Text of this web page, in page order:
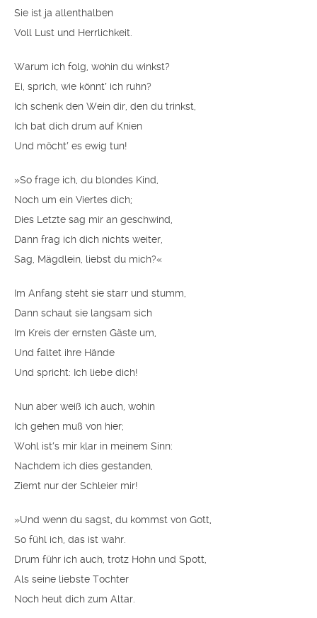
Sie ist ja allenthalben
Voll Lust und Herrlichkeit.
Warum ich folg, wohin du winkst?
Ei, sprich, wie könnt′ ich ruhn?
Ich schenk den Wein dir, den du trinkst,
Ich bat dich drum auf Knien
Und möcht′ es ewig tun!
»So frage ich, du blondes Kind,
Noch um ein Viertes dich;
Dies Letzte sag mir an geschwind,
Dann frag ich dich nichts weiter,
Sag, Mägdlein, liebst du mich?«
Im Anfang steht sie starr und stumm,
Dann schaut sie langsam sich
Im Kreis der ernsten Gäste um,
Und faltet ihre Hände
Und spricht: Ich liebe dich!
Nun aber weiß ich auch, wohin
Ich gehen muß von hier;
Wohl ist′s mir klar in meinem Sinn:
Nachdem ich dies gestanden,
Ziemt nur der Schleier mir!
»Und wenn du sagst, du kommst von Gott,
So fühl ich, das ist wahr.
Drum führ ich auch, trotz Hohn und Spott,
Als seine liebste Tochter
Noch heut dich zum Altar.